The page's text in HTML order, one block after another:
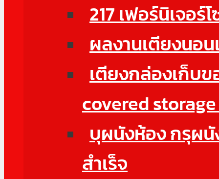
217 เฟอร์นิเจอร์
ผลงานเตียงนอ
เตียงกล่องเก็บ
covered
บุผนังห้อง กรุผนั
สำเร็จ